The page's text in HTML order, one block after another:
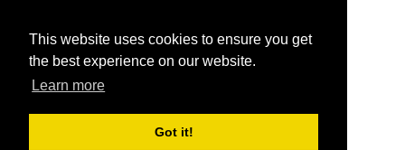
This website uses cookies to ensure you get
the best experience on our website.
Learn more
Got it!